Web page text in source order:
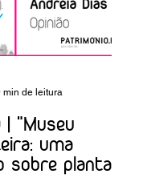
| "Museu
uma
sobre plantar
min de leitura